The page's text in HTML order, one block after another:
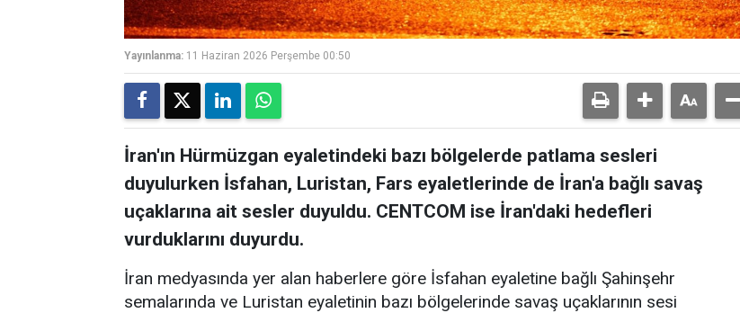
Yayınlanma: 11 Haziran 2026 Perşembe 00:50
İran'ın Hürmüzgan eyaletindeki bazı bölgelerde patlama sesleri
duyulurken İsfahan, Luristan, Fars eyaletlerinde de İran'a bağlı savaş
uçaklarına ait sesler duyuldu. CENTCOM ise İran'daki hedefleri
vurduklarını duyurdu.
İran medyasında yer alan haberlere göre İsfahan eyaletine bağlı Şahinşehr
semalarında ve Luristan eyaletinin bazı bölgelerinde savaş uçaklarının sesi